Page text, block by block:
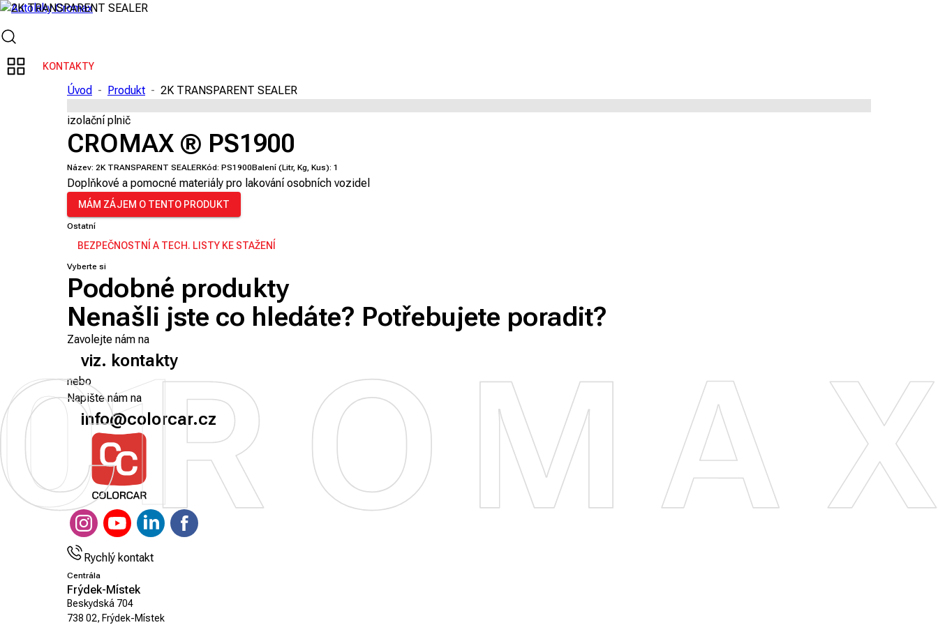
KONTAKTY
Úvod - Produkt - 2K TRANSPARENT SEALER
izolační plnič
CROMAX ® PS1900
Název: 2K TRANSPARENT SEALERKód: PS1900Balení (Litr, Kg, Kus): 1
Doplňkové a pomocné materiály pro lakování osobních vozidel
MÁM ZÁJEM O TENTO PRODUKT
Ostatní
BEZPEČNOSTNÍ A TECH. LISTY KE STAŽENÍ
01
Vyberte si
Podobné produkty
Nenašli jste co hledáte? Potřebujete poradit?
Zavolejte nám na
viz. kontakty
nebo
Napište nám na
info@colorcar.cz
Rychlý kontakt
Centrála
Frýdek-Místek
Beskydská 704
738 02, Frýdek-Místek